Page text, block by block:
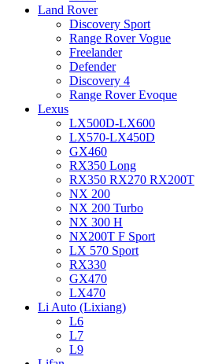
Land Rover
Discovery Sport
Range Rover Vogue
Freelander
Defender
Discovery 4
Range Rover Evoque
Lexus
LX500D-LX600
LX570-LX450D
GX460
RX350 Long
RX350 RX270 RX200T
NX 200
NX 200 Turbo
NX 300 H
NX200T F Sport
LX 570 Sport
RX330
GX470
LX470
Li Auto (Lixiang)
L6
L7
L9